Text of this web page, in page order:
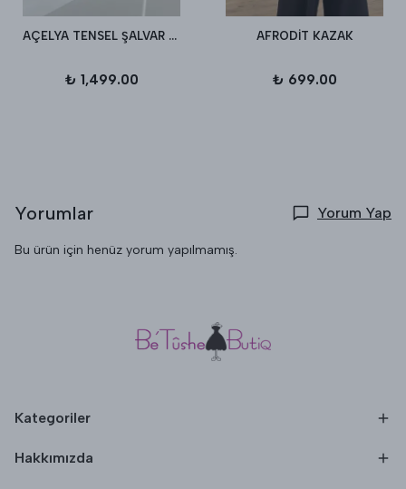
AÇELYA TENSEL ŞALVAR PANTALON
₺ 1,499.00
AFRODİT KAZAK
₺ 699.00
Yorumlar Yorum Yap
Bu ürün için henüz yorum yapılmamış.
Kategoriler
Hakkımızda